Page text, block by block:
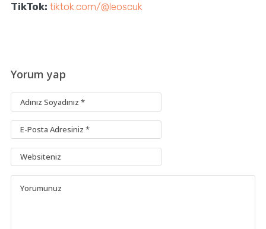
TikTok: tiktok.com/@leoscuk
Yorum yap